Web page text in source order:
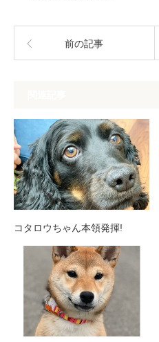
前の記事
コタロウちゃん本領発揮!